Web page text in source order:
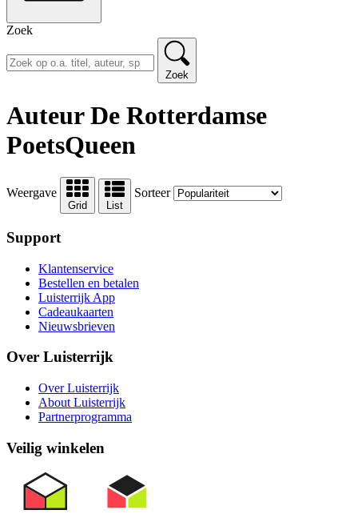
Zoek
Zoek
Auteur De Rotterdamse
PoetsQueen
Weergave
Grid List
Sorteer
Support
Klantenservice
Bestellen en betalen
Luisterrijk App
Cadeaukaarten
Nieuwsbrieven
Over Luisterrijk
Over Luisterrijk
About Luisterrijk
Partnerprogramma
Veilig winkelen